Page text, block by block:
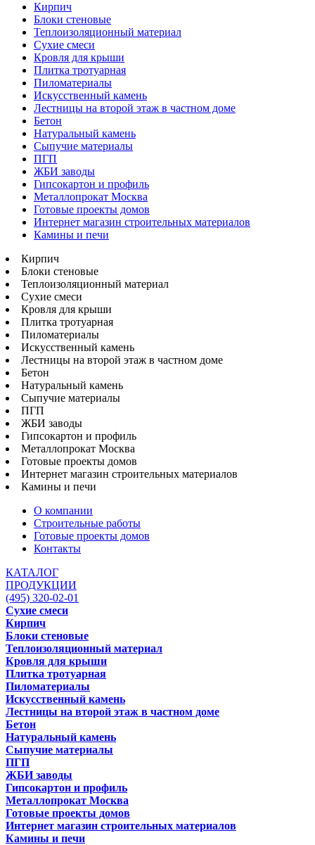
Кирпич
Блоки стеновые
Теплоизоляционный материал
Сухие смеси
Кровля для крыши
Плитка тротуарная
Пиломатериалы
Искусственный камень
Лестницы на второй этаж в частном доме
Бетон
Натуральный камень
Сыпучие материалы
ПГП
ЖБИ заводы
Гипсокартон и профиль
Металлопрокат Москва
Готовые проекты домов
Интернет магазин строительных материалов
Камины и печи
Кирпич
Блоки стеновые
Теплоизоляционный материал
Сухие смеси
Кровля для крыши
Плитка тротуарная
Пиломатериалы
Искусственный камень
Лестницы на второй этаж в частном доме
Бетон
Натуральный камень
Сыпучие материалы
ПГП
ЖБИ заводы
Гипсокартон и профиль
Металлопрокат Москва
Готовые проекты домов
Интернет магазин строительных материалов
Камины и печи
О компании
Строительные работы
Готовые проекты домов
Контакты
КАТАЛОГ
ПРОДУКЦИИ
(495) 320-02-01
Сухие смеси
Кирпич
Блоки стеновые
Теплоизоляционный материал
Кровля для крыши
Плитка тротуарная
Пиломатериалы
Искусственный камень
Лестницы на второй этаж в частном доме
Бетон
Натуральный камень
Сыпучие материалы
ПГП
ЖБИ заводы
Гипсокартон и профиль
Металлопрокат Москва
Готовые проекты домов
Интернет магазин строительных материалов
Камины и печи